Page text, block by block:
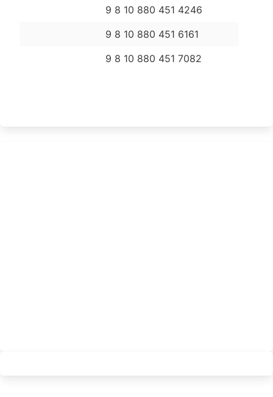
9 8 10 880 451 4246
9 8 10 880 451 6161
9 8 10 880 451 7082